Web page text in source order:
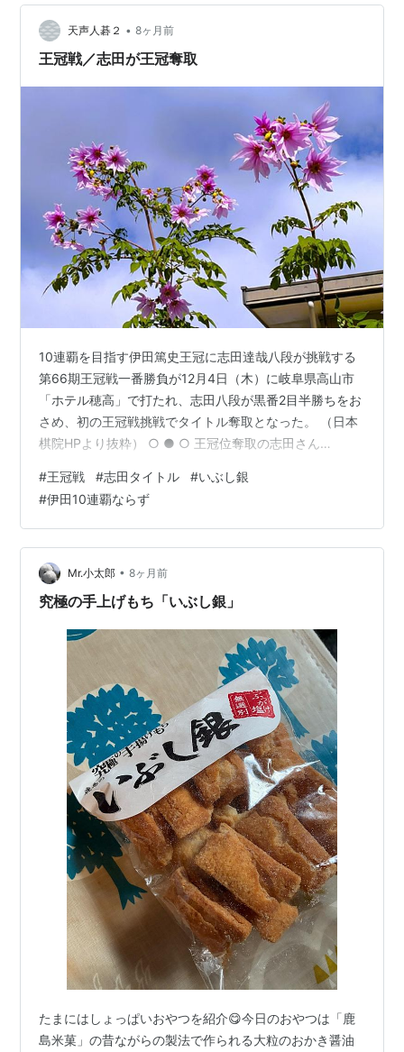
天声人碁２ • 8ヶ月前
王冠戦／志田が王冠奪取
10連覇を目指す伊田篤史王冠に志田達哉八段が挑戦する
第66期王冠戦一番勝負が12月4日（木）に岐阜県高山市
「ホテル穂高」で打たれ、志田八段が黒番2目半勝ちをお
さめ、初の王冠戦挑戦でタイトル奪取となった。 （日本
棋院HPより抜粋） ○ ● ○ 王冠位奪取の志田さん
いぶし銀の強さは本物。連覇記録9でストップした伊田さ
ん（31）、地味な棋風に惑わされたか・・・。 東京中心
の囲碁界ですが、関西、中部も競い合ってレベルを上げ
てほしいですね。 ○ ● ○ １年前の記事（2024-12-
06）：第65期王冠戦／伊田が9連覇達成！
#王冠戦 #志田タイトル #いぶし銀
#伊田10連覇ならず
Mr.小太郎 • 8ヶ月前
究極の手上げもち「いぶし銀」
たまにはしょっぱいおやつを紹介😋今日のおやつは「鹿
島米菓」の昔ながらの製法で作られる大粒のおかき醤油